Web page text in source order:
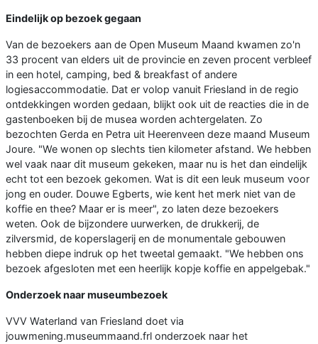
Eindelijk op bezoek gegaan
Van de bezoekers aan de Open Museum Maand kwamen zo'n
33 procent van elders uit de provincie en zeven procent verbleef
in een hotel, camping, bed & breakfast of andere
logiesaccommodatie. Dat er volop vanuit Friesland in de regio
ontdekkingen worden gedaan, blijkt ook uit de reacties die in de
gastenboeken bij de musea worden achtergelaten. Zo
bezochten Gerda en Petra uit Heerenveen deze maand Museum
Joure. "We wonen op slechts tien kilometer afstand. We hebben
wel vaak naar dit museum gekeken, maar nu is het dan eindelijk
echt tot een bezoek gekomen. Wat is dit een leuk museum voor
jong en ouder. Douwe Egberts, wie kent het merk niet van de
koffie en thee? Maar er is meer", zo laten deze bezoekers
weten. Ook de bijzondere uurwerken, de drukkerij, de
zilversmid, de koperslagerij en de monumentale gebouwen
hebben diepe indruk op het tweetal gemaakt. "We hebben ons
bezoek afgesloten met een heerlijk kopje koffie en appelgebak."
Onderzoek naar museumbezoek
VVV Waterland van Friesland doet via
jouwmening.museummaand.frl onderzoek naar het